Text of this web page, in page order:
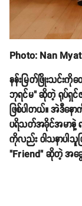
Photo: Nan
နန်းမြတ်ဖြိုးသင်း
ဘုရင်မ" ဆိုတဲ့ ရုပ်ရှင်
ဖြစ်ပါတယ်။ အဲဒီနော
ပရိသတ်အခိုင်အမာနဲ့
ကိုလည်း ဝါသနာပါသူ
"Friend" ဆိုတဲ့ အခွ